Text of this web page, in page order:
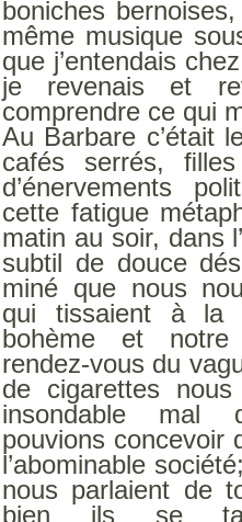
boniches
même musique
que j’entendais
je revenais et
comprendre ce qui
Au Barbare c’était
cafés serrés,
d’énervements
cette fatigue
matin au soir, dans
subtil de douce
miné que nous
qui tissaient à la
bohème et
rendez-vous du
de cigarettes
insondable mal
pouvions concevoir
l’abominable
nous parlaient de
bien ils se